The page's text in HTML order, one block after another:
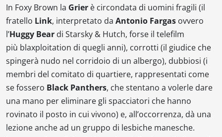
In Foxy Brown la Grier è circondata di uomini fragili (il
fratello Link, interpretato da Antonio Fargas ovvero
l’Huggy Bear di Starsky & Hutch, forse il telefilm
più blaxploitation di quegli anni), corrotti (il giudice che
spingerà nudo nel corridoio di un albergo), dubbiosi (i
membri del comitato di quartiere, rappresentati come
se fossero Black Panthers, che stentano a volerle dare
una mano per eliminare gli spacciatori che hanno
rovinato il posto in cui vivono) e, all’occorrenza, dà una
lezione anche ad un gruppo di lesbiche manesche.